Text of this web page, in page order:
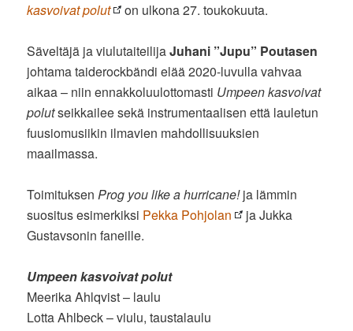
kasvoivat polut
on ulkona 27. toukokuuta.
Säveltäjä ja viulutaiteilijaJuhani ”Jupu” Poutasen
johtama taiderockbändi elää 2020-luvulla vahvaa
aikaa – niin ennakkoluulottomasti Umpeen kasvoivat
polutseikkailee sekä instrumentaalisen että lauletun
fuusiomusiikin ilmavien mahdollisuuksien
maailmassa.
ToimituksenProg you like a hurricane!ja lämmin
suositus esimerkiksi Pekka Pohjolan
ja Jukka
Gustavsonin faneille.
Umpeen kasvoivat polut
Meerika Ahlqvist – laulu
Lotta Ahlbeck – viulu, taustalaulu